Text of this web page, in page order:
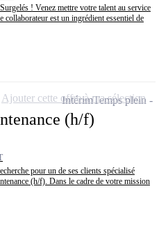
! Venez mettre votre talent au service
collaborateur est un ingrédient essentiel de
(h/f)
pour un de ses clients spécialisé
(h/f). Dans le cadre de votre mission
IntérimTemps plein
Ajouter cette offre à ma sélection